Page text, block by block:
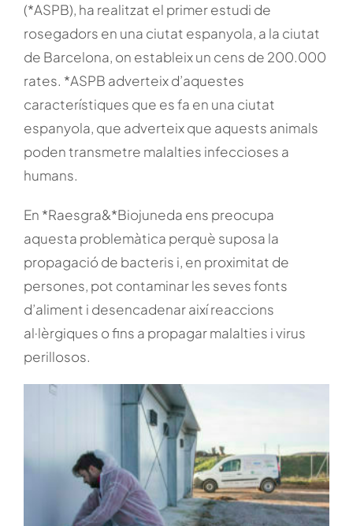
(*ASPB), ha realitzat el primer estudi de
rosegadors en una ciutat espanyola, a la ciutat
de Barcelona, on estableix un cens de 200.000
rates. *ASPB adverteix d’aquestes
característiques que es fa en una ciutat
espanyola, que adverteix que aquests animals
poden transmetre malalties infeccioses a
humans.
En *Raesgra&*Biojuneda ens preocupa
aquesta problemàtica perquè suposa la
propagació de bacteris i, en proximitat de
persones, pot contaminar les seves fonts
d’aliment i desencadenar així reaccions
al·lèrgiques o fins a propagar malalties i virus
perillosos.